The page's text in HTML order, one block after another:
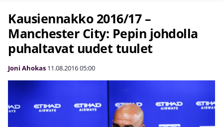
Kausiennakko 2016/17 –
Manchester City: Pepin johdolla
puhaltavat uudet tuulet
Joni Ahokas 11.08.201605:00